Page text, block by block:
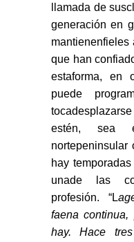
llamada de
generación en
mantienenfieles
que han
estaforma, en
puede
estén, sea
nortepeninsular
hay
unade las
profesión. “L
faena
hay. Hace